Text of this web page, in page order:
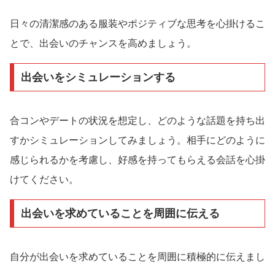
日々の清潔感のある服装やポジティブな思考を心掛けるこ
とで、出会いのチャンスを高めましょう。
出会いをシミュレーションする
合コンやデートの状況を想定し、どのような話題を持ち出
すかシミュレーションしてみましょう。相手にどのように
感じられるかを考慮し、好感を持ってもらえる会話を心掛
けてください。
出会いを求めていることを周囲に伝える
自分が出会いを求めていることを周囲に積極的に伝えまし